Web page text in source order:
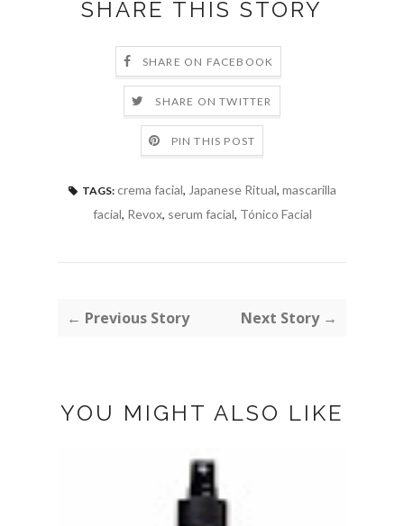
SHARE THIS STORY
SHARE ON FACEBOOK
SHARE ON TWITTER
PIN THIS POST
TAGS: crema facial, Japanese Ritual, mascarilla
facial, Revox, serum facial, Tónico Facial
← Previous Story Next Story →
YOU MIGHT ALSO LIKE